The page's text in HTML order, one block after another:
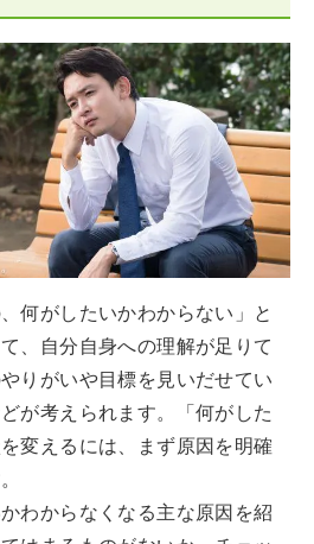
何がしたいかわからない」と
、自分自身への理解が足りて
りがいや目標を見いだせてい
が考えられます。「何がした
変えるには、まず原因を明確
わからなくなる主な原因を紹